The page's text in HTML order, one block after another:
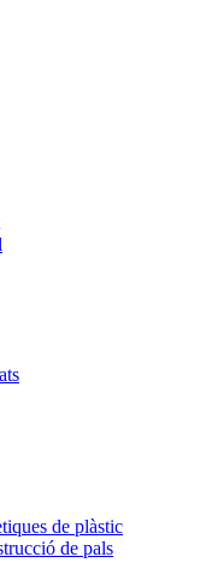
de plàstic
de pals